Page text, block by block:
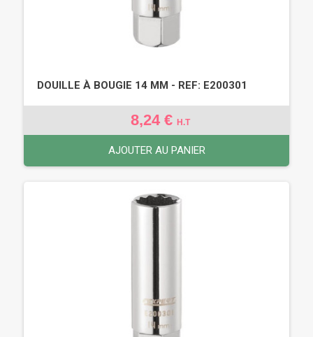
DOUILLE À BOUGIE 14 MM - REF: E200301
8,24 € H.T
AJOUTER AU PANIER